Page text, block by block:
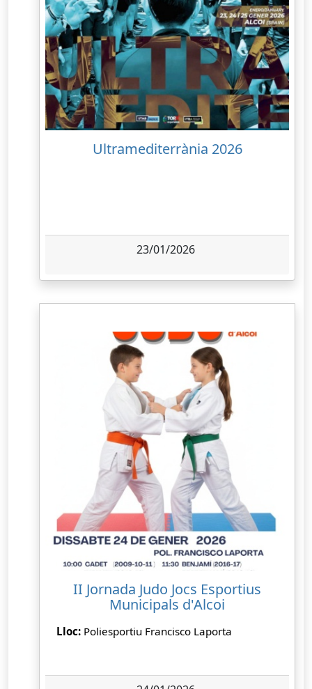
Ultramediterrània 2026
23/01/2026
II Jornada Judo Jocs Esportius
Municipals d'Alcoi
Lloc: Poliesportiu Francisco Laporta